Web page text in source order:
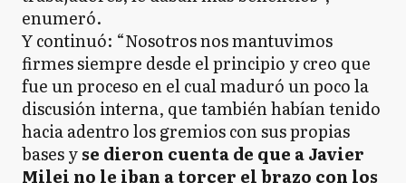
enumeró.
Y continuó: “Nosotros nos mantuvimos
firmes siempre desde el principio y creo que
fue un proceso en el cual maduró un poco la
discusión interna, que también habían tenido
hacia adentro los gremios con sus propias
bases yse dieron cuenta de que a Javier
Milei no le iban a torcer el brazo con los